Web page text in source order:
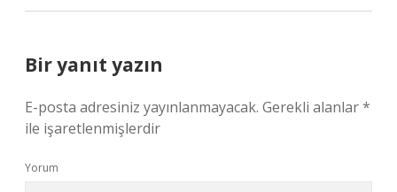
Bir yanıt yazın
E-posta adresiniz yayınlanmayacak. Gerekli alanlar*
ile işaretlenmişlerdir
Yorum